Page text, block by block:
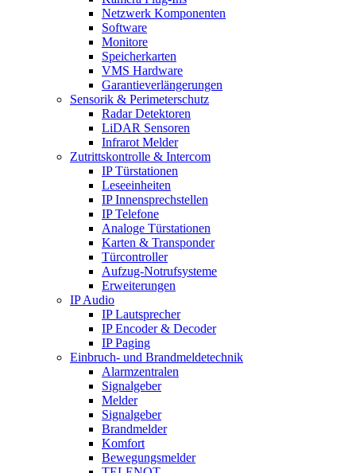
Netzwerk Komponenten
Software
Monitore
Speicherkarten
VMS Hardware
Garantieverlängerungen
Sensorik & Perimeterschutz
Radar Detektoren
LiDAR Sensoren
Infrarot Melder
Zutrittskontrolle & Intercom
IP Türstationen
Leseeinheiten
IP Innensprechstellen
IP Telefone
Analoge Türstationen
Karten & Transponder
Türcontroller
Aufzug-Notrufsysteme
Erweiterungen
IP Audio
IP Lautsprecher
IP Encoder & Decoder
IP Paging
Einbruch- und Brandmeldetechnik
Alarmzentralen
Signalgeber
Melder
Signalgeber
Brandmelder
Komfort
Bewegungsmelder